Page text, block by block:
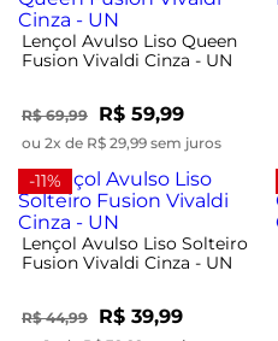
Lençol Avulso Liso Queen
Fusion Vivaldi Cinza - UN
R$ 69,99 R$ 59,99
ou 2x de R$ 29,99 sem juros
-11%
Lençol Avulso Liso Solteiro
Fusion Vivaldi Cinza - UN
R$ 44,99 R$ 39,99